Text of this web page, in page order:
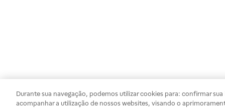
Durante sua navegação, podemos utilizar cookies para: confirmar
acompanhar a utilização de nossos websites, visando o